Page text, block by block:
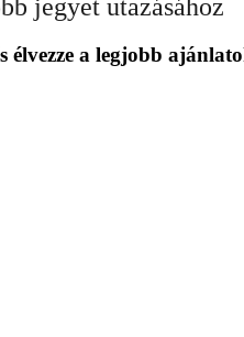
jegyet utazásához
élvezze a legjobb